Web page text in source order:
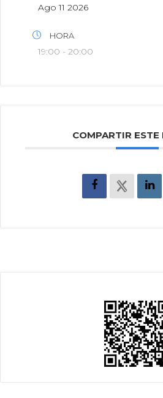
Ago 11 2026
HORA
19:00 - 20:00
COMPARTIR ESTE